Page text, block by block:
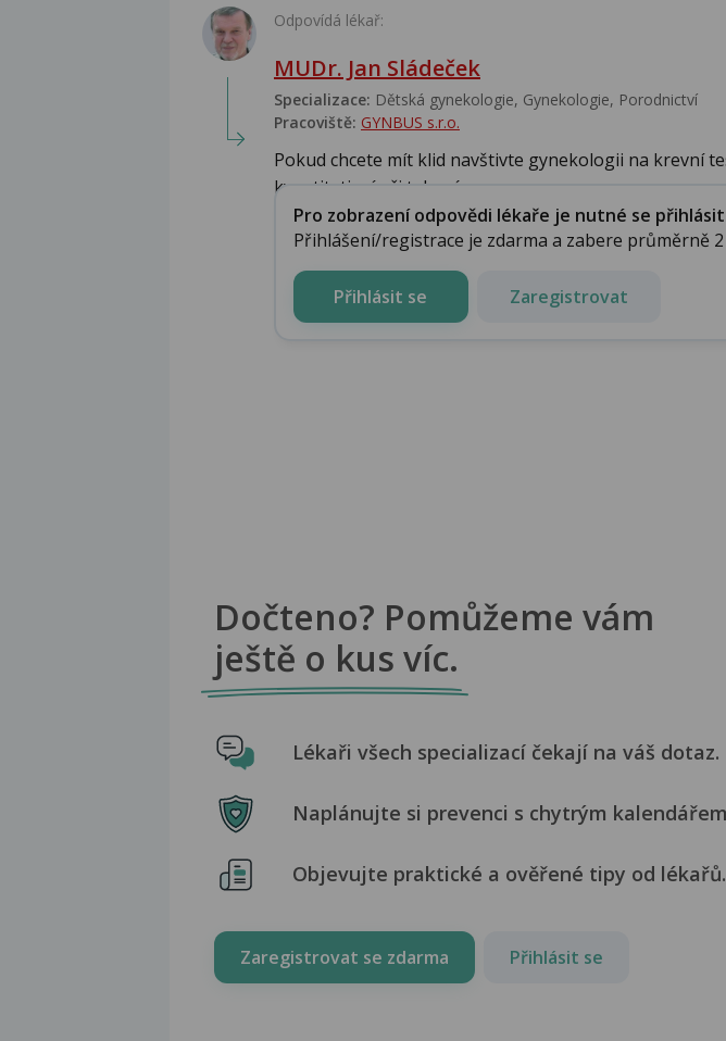
Odpovídá lékař:
MUDr. Jan Sládeček
Specializace: Dětská gynekologie, Gynekologie, Porodnictví
Pracoviště: GYNBUS s.r.o.
Pokud chcete mít klid navštivte gynekologii na krevní
kvantitativní,při takovém...
Pro zobrazení odpovědi lékaře je nutné se
Přihlášení/registrace je zdarma a zabere průměrně
Přihlásit se Zaregistrovat
Dočteno? Pomůžeme vám
ještě o kus víc.
Lékaři všech specializací čekají na váš dotaz.
Naplánujte si prevenci s chytrým
Objevujte praktické a ověřené tipy od lékařů.
Zaregistrovat se zdarma Přihlásit se